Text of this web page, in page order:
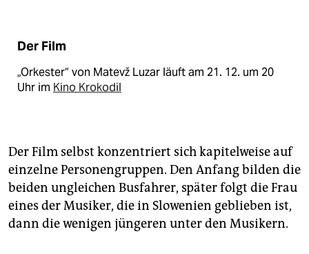
Der Film
„Orkester“ von Matevž Luzar läuft am 21. 12. um 20
Uhr im Kino Krokodil
Der Film selbst konzentriert sich kapitelweise auf
einzelne Personengruppen. Den Anfang bilden die
beiden ungleichen Busfahrer, später folgt die Frau
eines der Musiker, die in Slowenien geblieben ist,
dann die wenigen jüngeren unter den Musikern.